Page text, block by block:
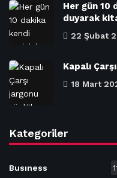
Her gün 10
duyarak
22 Şubat
Kapalı
18 Mart
Kategoriler
Busıness